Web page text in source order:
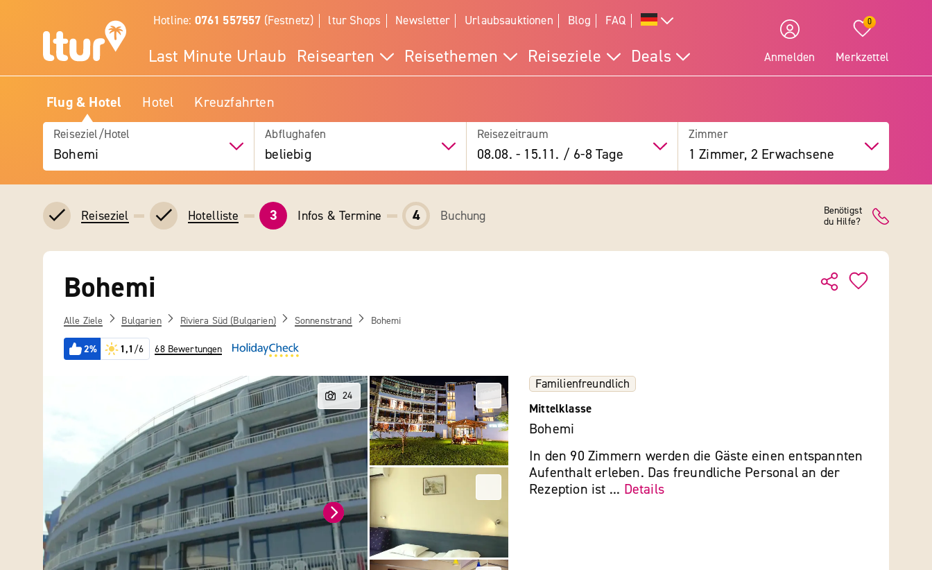
Hotline: 0761 557557 (Festnetz) ltur Shops Newsletter Urlaubsauktionen Blog FAQ
Last Minute Urlaub Reisearten Reisethemen Reiseziele Deals Anmelden
0
Merkzettel
Flug & Hotel Hotel Kreuzfahrten
Reiseziel/Hotel
Bohemi
Abflughafen
beliebig
Reisezeitraum
08.08. - 15.11. / 6-8 Tage
Zimmer
1 Zimmer, 2 Erwachsene
Reiseziel Hotelliste 3 Infos & Termine 4 Buchung
Benötigst
du Hilfe?
Bohemi
Alle Ziele Bulgarien Riviera Süd (Bulgarien) Sonnenstrand Bohemi
2% 1,1 /6 68 Bewertungen
Familienfreundlich
Mittelklasse
Bohemi
In den 90 Zimmern werden die Gäste einen entspannten
Aufenthalt erleben. Das freundliche Personal an der
Rezeption ist ... Details